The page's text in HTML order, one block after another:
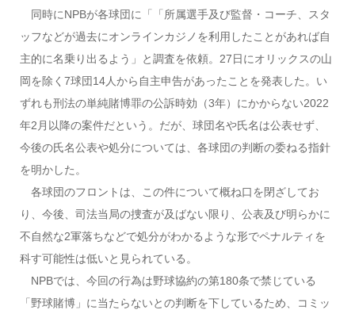
同時にNPBが各球団に「「所属選手及び監督・コーチ、スタ
ッフなどが過去にオンラインカジノを利用したことがあれば自
主的に名乗り出るよう」と調査を依頼。27日にオリックスの山
岡を除く7球団14人から自主申告があったことを発表した。い
ずれも刑法の単純賭博罪の公訴時効（3年）にかからない2022
年2月以降の案件だという。だが、球団名や氏名は公表せず、
今後の氏名公表や処分については、各球団の判断の委ねる指針
を明かした。
各球団のフロントは、この件について概ね口を閉ざしてお
り、今後、司法当局の捜査が及ばない限り、公表及び明らかに
不自然な2軍落ちなどで処分がわかるような形でペナルティを
科す可能性は低いと見られている。
NPBでは、今回の行為は野球協約の第180条で禁じている
「野球賭博」に当たらないとの判断を下しているため、コミッ